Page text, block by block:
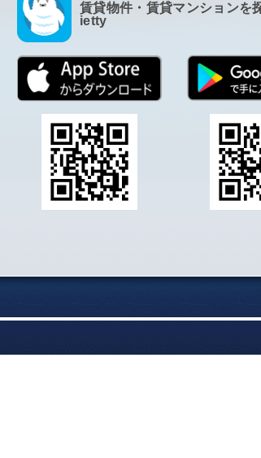
賃貸物件・賃貸マンションを
ietty